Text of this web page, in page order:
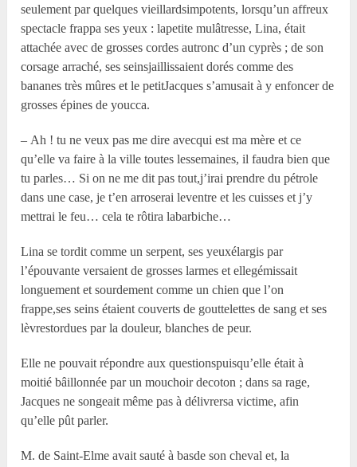
seulement par quelques vieillardsimpotents, lorsqu’un affreux
spectacle frappa ses yeux : lapetite mulâtresse, Lina, était
attachée avec de grosses cordes autronc d’un cyprès ; de son
corsage arraché, ses seinsjaillissaient dorés comme des
bananes très mûres et le petitJacques s’amusait à y enfoncer de
grosses épines de youcca.
– Ah ! tu ne veux pas me dire avecqui est ma mère et ce
qu’elle va faire à la ville toutes lessemaines, il faudra bien que
tu parles… Si on ne me dit pas tout,j’irai prendre du pétrole
dans une case, je t’en arroserai leventre et les cuisses et j’y
mettrai le feu… cela te rôtira labarbiche…
Lina se tordit comme un serpent, ses yeuxélargis par
l’épouvante versaient de grosses larmes et ellegémissait
longuement et sourdement comme un chien que l’on
frappe,ses seins étaient couverts de gouttelettes de sang et ses
lèvrestordues par la douleur, blanches de peur.
Elle ne pouvait répondre aux questionspuisqu’elle était à
moitié bâillonnée par un mouchoir decoton ; dans sa rage,
Jacques ne songeait même pas à délivrersa victime, afin
qu’elle pût parler.
M. de Saint-Elme avait sauté à basde son cheval et, la